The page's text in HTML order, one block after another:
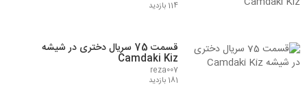
114 بازدید
قسمت 75 سریال دختری در شیشه
Camdaki Kiz
reza007
181 بازدید